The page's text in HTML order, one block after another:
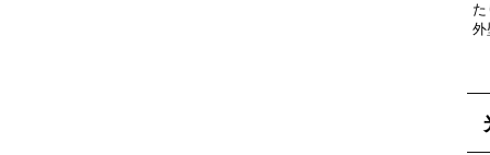
た
外